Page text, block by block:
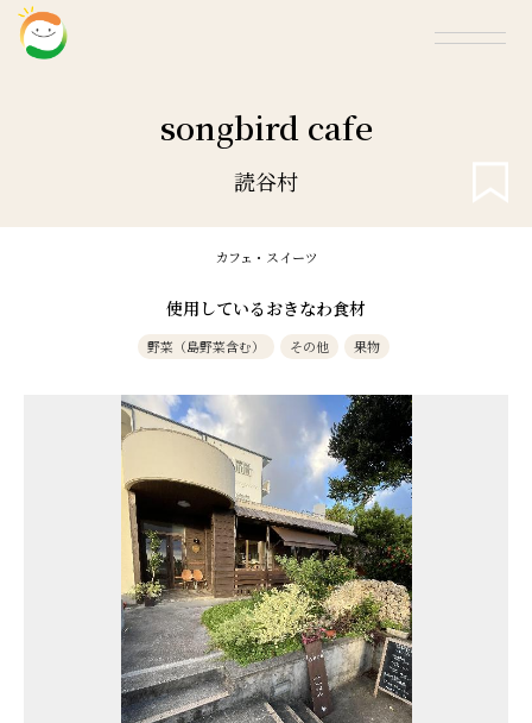
songbird cafe
読谷村
カフェ・スイーツ
使用しているおきなわ食材
野菜（島野菜含む） その他 果物